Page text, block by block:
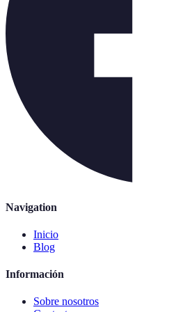
Navigation
Inicio
Blog
Información
Sobre nosotros